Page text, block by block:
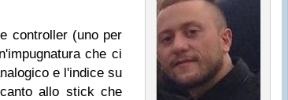
controller (uno per
che ci
e l'indice su
allo stick che